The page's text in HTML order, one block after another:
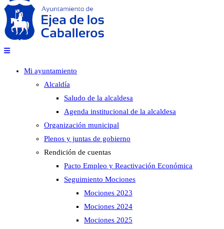
Mi ayuntamiento
Alcaldía
Saludo de la alcaldesa
Agenda institucional de la alcaldesa
Organización municipal
Plenos y juntas de gobierno
Rendición de cuentas
Pacto Empleo y Reactivación Económica
Seguimiento Mociones
Mociones 2023
Mociones 2024
Mociones 2025